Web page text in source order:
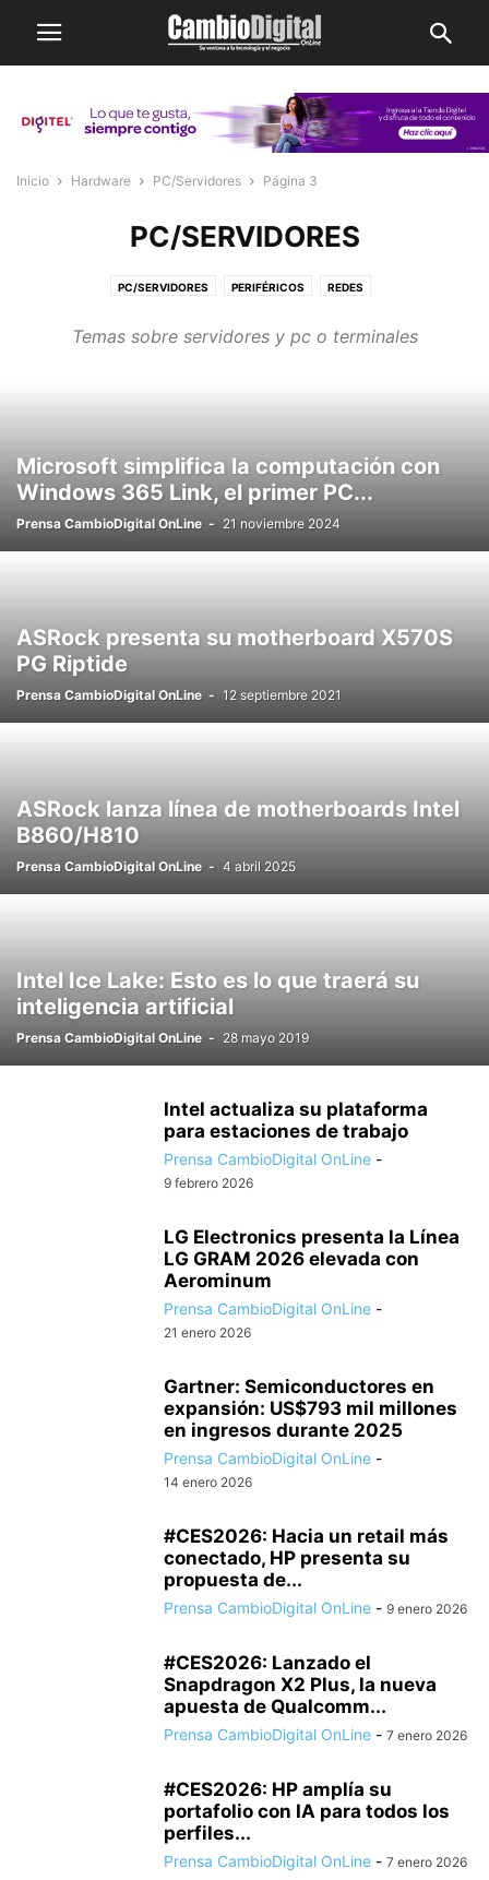
Inicio Hardware PC/Servidores Página 3
PC/SERVIDORES
PC/SERVIDORES PERIFÉRICOS REDES
Temas sobre servidores y pc o terminales
Microsoft simplifica la computación con
Windows 365 Link, el primer PC...
Prensa CambioDigital OnLine - 21 noviembre 2024
ASRock presenta su motherboard X570S
PG Riptide
Prensa CambioDigital OnLine - 12 septiembre 2021
ASRock lanza línea de motherboards Intel
B860/H810
Prensa CambioDigital OnLine - 4 abril 2025
Intel Ice Lake: Esto es lo que traerá su
inteligencia artificial
Prensa CambioDigital OnLine - 28 mayo 2019
Intel actualiza su plataforma
para estaciones de trabajo
Prensa CambioDigital OnLine -
9 febrero 2026
LG Electronics presenta la Línea
LG GRAM 2026 elevada con
Aerominum
Prensa CambioDigital OnLine -
21 enero 2026
Gartner: Semiconductores en
expansión: US$793 mil millones
en ingresos durante 2025
Prensa CambioDigital OnLine -
14 enero 2026
#CES2026: Hacia un retail más
conectado, HP presenta su
propuesta de...
Prensa CambioDigital OnLine - 9 enero 2026
#CES2026: Lanzado el
Snapdragon X2 Plus, la nueva
apuesta de Qualcomm...
Prensa CambioDigital OnLine - 7 enero 2026
#CES2026: HP amplía su
portafolio con IA para todos los
perfiles...
Prensa CambioDigital OnLine - 7 enero 2026